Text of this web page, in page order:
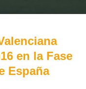
en la Fase
España